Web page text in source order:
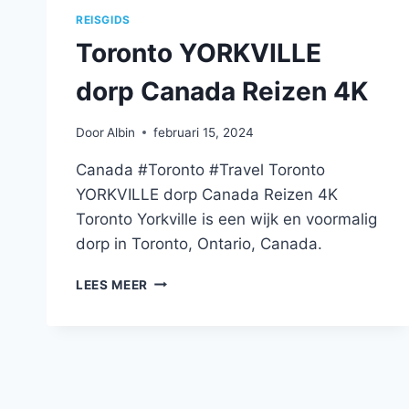
REISGIDS
Toronto YORKVILLE
dorp Canada Reizen 4K
DoorAlbin februari 15, 2024
Canada #Toronto #Travel Toronto
YORKVILLE dorp Canada Reizen 4K
Toronto Yorkville is een wijk en voormalig
dorp in Toronto, Ontario, Canada.
LEES MEER TORONTO